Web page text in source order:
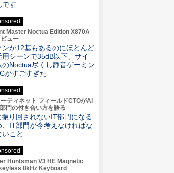
です
Master Noctua Edition X870A
ュー
ンが12基もあるのにほとんど
用シーンで35dB以下、サイ
のNoctua尽くし静音ゲーミン
がすごすぎた
ティネット フィールドCTOがAI
門の付き合い方を語る
振り回されないIT部門になる
、IT部門が今考えなければな
いこと
Huntsman V3 HE Magnetic
8kHz Keyboard